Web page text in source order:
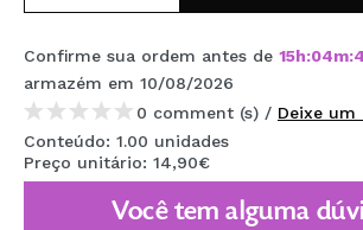
KOREA ZONE
TRAVEL SIZE
NATURE
Confirme sua ordem antes de 15h:04m:
armazém em 10/08/2026
0 comment (s) / Deixe um
Conteúdo: 1.00 unidades
Preço unitário: 14,90€
Você tem alguma